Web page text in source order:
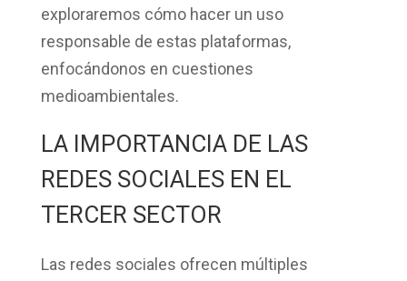
exploraremos cómo hacer un uso
responsable de estas plataformas,
enfocándonos en cuestiones
medioambientales.
LA IMPORTANCIA DE LAS
REDES SOCIALES EN EL
TERCER SECTOR
Las redes sociales ofrecen múltiples